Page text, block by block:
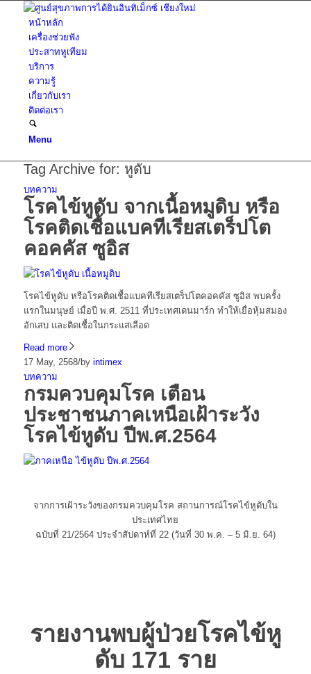
หน้าหลัก
เครื่องช่วยฟัง
ประสาทหูเทียม
บริการ
ความรู้
เกี่ยวกับเรา
ติดต่อเรา
Menu
Tag Archive for: หูดับ
บทความ
โรคไข้หูดับ จากเนื้อหมูดิบ หรือ
โรคติดเชื้อแบคทีเรียสเตร็ปโต
คอคคัส ซูอิส
โรคไข้หูดับ หรือโรคติดเชื้อแบคทีเรียสเตร็ปโตคอคคัส ซูอิส พบครั้ง
แรกในมนุษย์ เมื่อปี พ.ศ. 2511 ที่ประเทศเดนมาร์ก ทำให้เยื่อหุ้มสมอง
อักเสบ และติดเชื้อในกระแสเลือด
Read more
17 May, 2568/by intimex
บทความ
กรมควบคุมโรค เตือน
ประชาชนภาคเหนือเฝ้าระวัง
โรคไข้หูดับ ปีพ.ศ.2564
จากการเฝ้าระวังของกรมควบคุมโรค สถานการณ์โรคไข้หูดับใน
ประเทศไทย
ฉบับที่ 21/2564 ประจำสัปดาห์ที่ 22 (วันที่ 30 พ.ค. – 5 มิ.ย. 64)
รายงานพบผู้ป่วยโรคไข้หู
ดับ 171 ราย